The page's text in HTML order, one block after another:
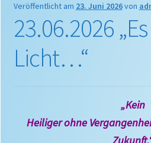
Veröffentlicht am 23. Juni 2026von
23.06.2026
Licht…“
„Kein
Heiligerohne